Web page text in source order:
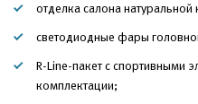
отделка салона
светодиодные фары
R-Line-пакет с спортивными
комплектации;